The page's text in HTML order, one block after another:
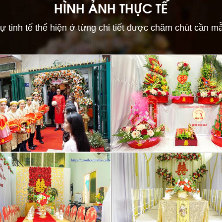
HÌNH ẢNH THỰC TẾ
tinh tế thể hiện ở từng chi tiết được chăm chút cần